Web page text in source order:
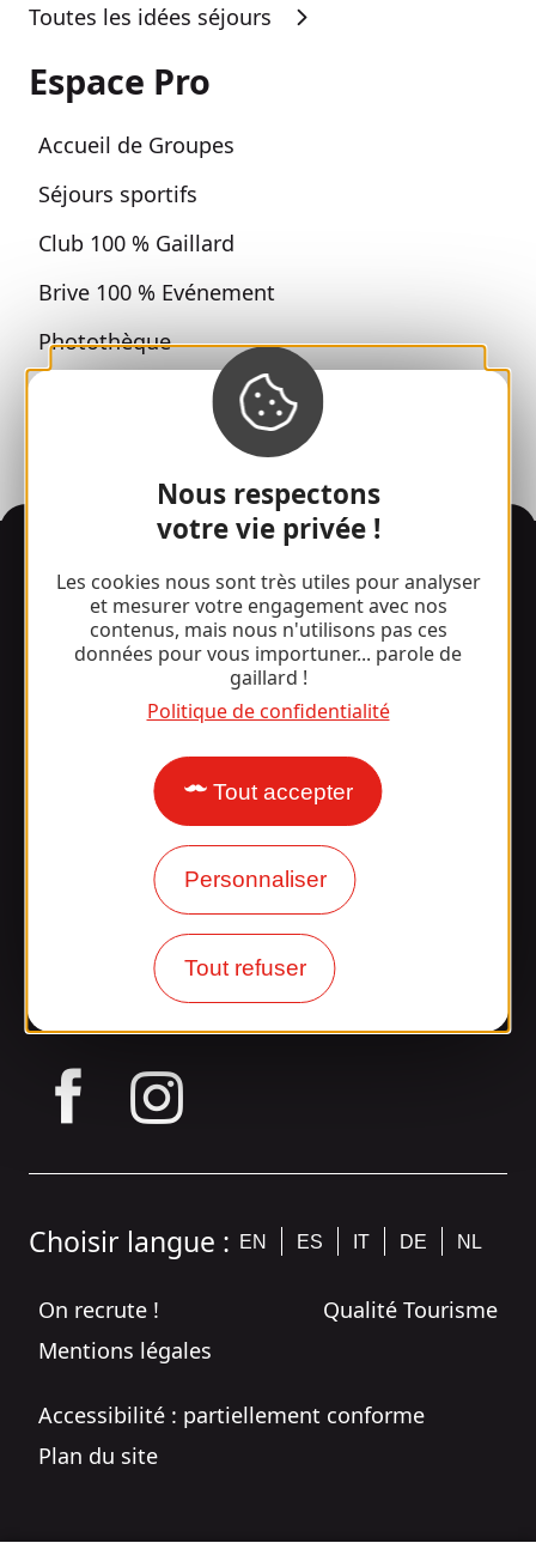
Nous respectons
votre vie privée !
Les cookies nous sont très utiles pour analyser
et mesurer votre engagement avec nos
contenus, mais nous n'utilisons pas ces
données pour vous importuner... parole de
gaillard !
Politique de confidentialité
Tout accepter
Personnaliser
Tout refuser
Toutes les idées séjours
Espace Pro
Accueil de Groupes
Séjours sportifs
Club 100 % Gaillard
Brive 100 % Evénement
Photothèque
Surpris par notre design ?
Accès et transports
Nos brochures
Rejoignez la
bande Gaillarde !
Choisir langue : EN ES IT DE NL
On recrute !
Qualité Tourisme
Mentions légales
Accessibilité : partiellement conforme
Plan du site